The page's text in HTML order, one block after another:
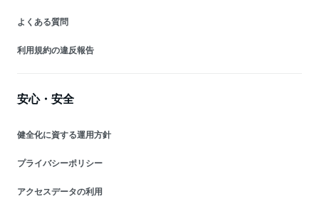
よくある質問
利用規約の違反報告
安心・安全
健全化に資する運用方針
プライバシーポリシー
アクセスデータの利用